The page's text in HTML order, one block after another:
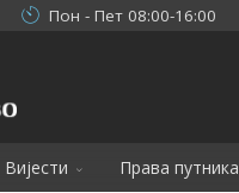
Пон - Пет 08:00-16:00
Вијести Права путника